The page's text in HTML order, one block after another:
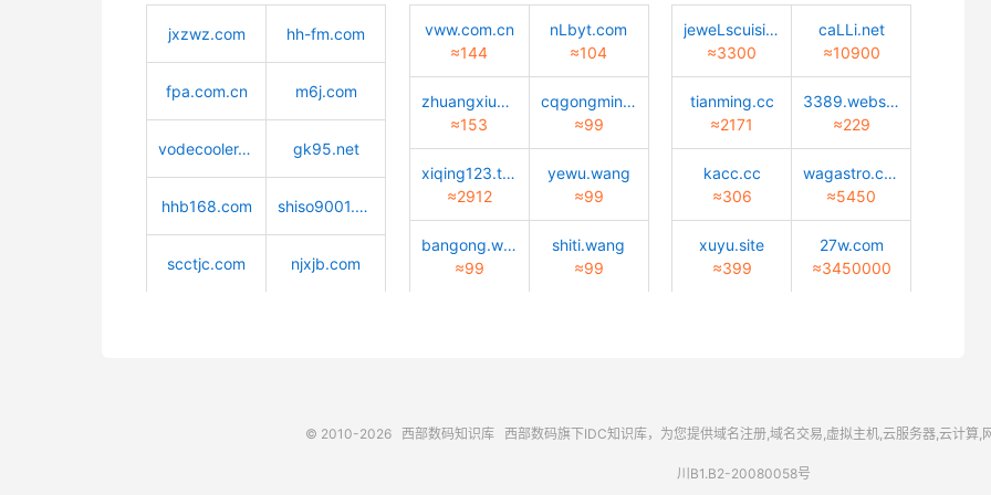
jxzwz.com hh-fm.com
fpa.com.cn m6j.com
vodecooler.cn gk95.net
hhb168.com shiso9001.com
scctjc.com njxjb.com
vww.com.cn
≈144
nLbyt.com
≈104
zhuangxiu9.com
≈153
cqgongmin.com
≈99
xiqing123.top
≈2912
yewu.wang
≈99
bangong.wang
≈99
shiti.wang
≈99
jeweLscuisine.com
≈3300
caLLi.net
≈10900
tianming.cc
≈2171
3389.website
≈229
kacc.cc
≈306
wagastro.com
≈5450
xuyu.site
≈399
27w.com
≈3450000
© 2010-2026 西部数码知识库 西部数码旗下IDC知识库，为您提供域名注册,域名交易,虚拟主机,云服务器,云计算,
川B1.B2-20080058号